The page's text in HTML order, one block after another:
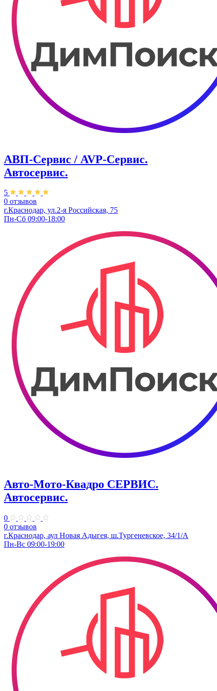
АВП-Сервис / AVP-Сервис.
Автосервис.
5
0 отзывов
г.Краснодар, ул.2-я Российская, 75
Пн-Сб 09:00-18:00
Авто-Мото-Квадро СЕРВИС.
Автосервис.
0
0 отзывов
г.Краснодар, аул Новая Адыгея, ш.Тургеневское, 34/1/А
Пн-Вс 09:00-19:00